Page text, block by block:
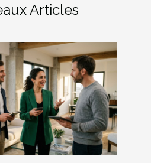
Articles